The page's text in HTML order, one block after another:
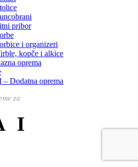
pribor
i organizeri
kopče i alkice
oprema
Dodatna oprema
za
I